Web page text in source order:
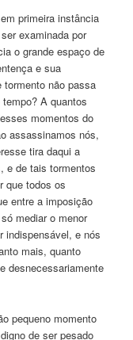
primeira instância
examinada por
o grande espaço de
e sua
tormento não passa
A quantos
momentos do
assassinamos nós,
tira daqui a
e de tais tormentos
que todos os
entre a imposição
mediar o menor
indispensável, e nós
mais, quanto
desnecessariamente
pequeno momento
de ser pesado